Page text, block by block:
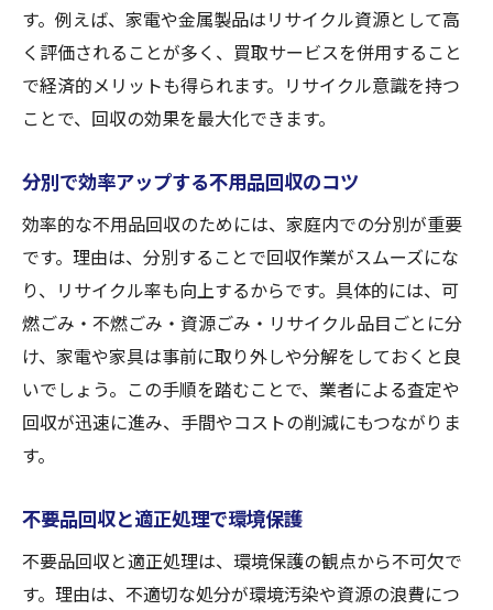
す。例えば、家電や金属製品はリサイクル資源として高
く評価されることが多く、買取サービスを併用すること
で経済的メリットも得られます。リサイクル意識を持つ
ことで、回収の効果を最大化できます。
分別で効率アップする不用品回収のコツ
効率的な不用品回収のためには、家庭内での分別が重要
です。理由は、分別することで回収作業がスムーズにな
り、リサイクル率も向上するからです。具体的には、可
燃ごみ・不燃ごみ・資源ごみ・リサイクル品目ごとに分
け、家電や家具は事前に取り外しや分解をしておくと良
いでしょう。この手順を踏むことで、業者による査定や
回収が迅速に進み、手間やコストの削減にもつながりま
す。
不要品回収と適正処理で環境保護
不要品回収と適正処理は、環境保護の観点から不可欠で
す。理由は、不適切な処分が環境汚染や資源の浪費につ